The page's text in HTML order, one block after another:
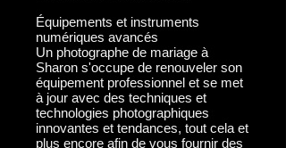
Équipements et instruments
numériques avancés
Un photographe de mariage à
Sharon s'occupe de renouveler son
équipement professionnel et se met
à jour avec des techniques et
technologies photographiques
innovantes et tendances, tout cela et
plus encore afin de vous fournir des